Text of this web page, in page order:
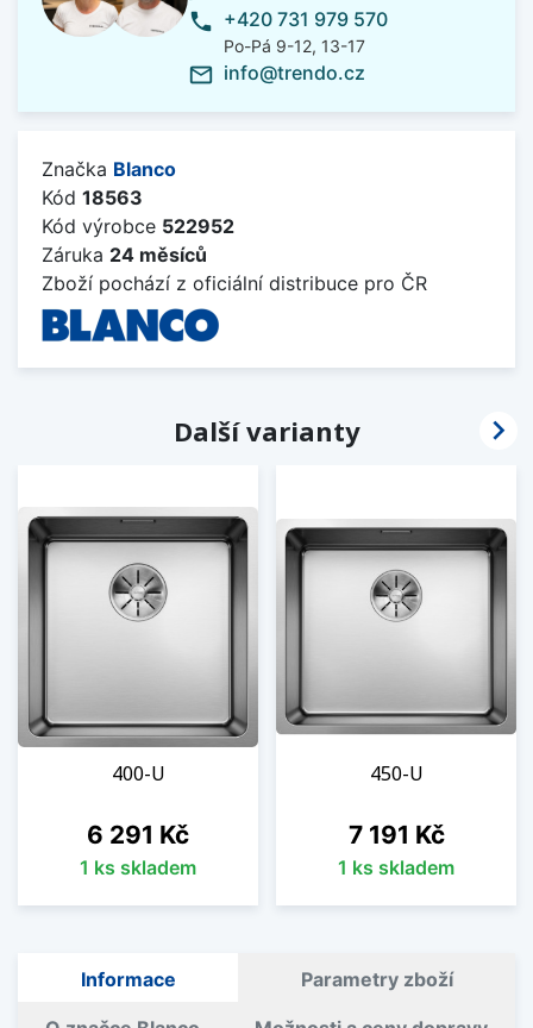
phone +420 731 979 570
Po-Pá 9-12, 13-17
mail_outline info@trendo.cz
Značka Blanco
Kód 18563
Kód výrobce 522952
Záruka 24 měsíců
Zboží pochází z oficiální distribuce pro ČR
Další varianty
400-U
Cena
6 291 Kč
1 ks skladem
450-U
Cena
7 191 Kč
1 ks skladem

Informace Parametry zboží